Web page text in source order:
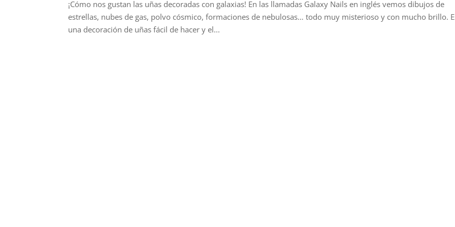
¡Cómo nos gustan las uñas decoradas con galaxias! En las llamadas Galaxy Nails en inglés vemos dibujos de
estrellas, nubes de gas, polvo cósmico, formaciones de nebulosas… todo muy misterioso y con mucho brillo.
una decoración de uñas fácil de hacer y el...